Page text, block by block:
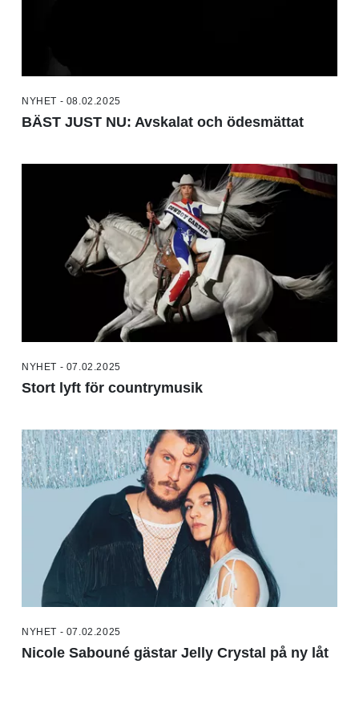
NYHET - 08.02.2025
BÄST JUST NU: Avskalat och ödesmättat
NYHET - 07.02.2025
Stort lyft för countrymusik
NYHET - 07.02.2025
Nicole Sabouné gästar Jelly Crystal på ny låt